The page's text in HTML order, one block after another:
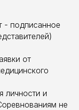
- подписанное
от
личности и
не